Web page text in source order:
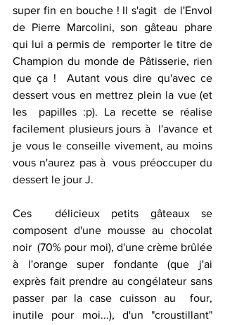
super fin en bouche ! Il s'agit  de l'Envol
de Pierre Marcolini, son gâteau phare
qui lui a permis de  remporter le titre de
Champion du monde de Pâtisserie, rien
que ça !  Autant vous dire qu'avec ce
dessert vous en mettrez plein la vue (et
les  papilles :p). La recette se réalise
facilement plusieurs jours à  l'avance et
je vous le conseille vivement, au moins
vous n'aurez pas à  vous préoccuper du
dessert le jour J.
Ces  délicieux petits gâteaux se
composent d'une mousse au chocolat
noir  (70% pour moi), d'une crème brûlée
à l'orange super fondante (que j'ai
exprès fait prendre au congélateur sans
passer par la case cuisson au  four,
inutile pour moi...), d'un "croustillant"